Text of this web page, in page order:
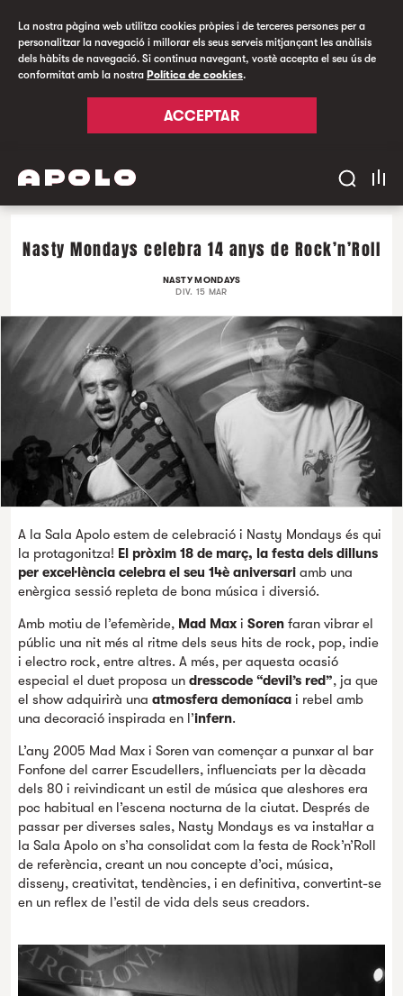
La nostra pàgina web utilitza cookies pròpies i de terceres persones per a
personalitzar la navegació i millorar els seus serveis mitjançant les anàlisis
dels hàbits de navegació. Si continua navegant, vostè accepta el seu ús de
conformitat amb la nostra Política de cookies.
ACCEPTAR
Nasty Mondays celebra 14 anys de Rock’n’Roll
NASTY MONDAYS
DIV. 15 MAR
A la Sala Apolo estem de celebració i Nasty Mondays és qui
la protagonitza! El pròxim 18 de març, la festa dels dilluns
per excel·lència celebra el seu 14è aniversari amb una
enèrgica sessió repleta de bona música i diversió.
Amb motiu de l’efemèride, Mad Max i Soren faran vibrar el
públic una nit més al ritme dels seus hits de rock, pop, indie
i electro rock, entre altres. A més, per aquesta ocasió
especial el duet proposa un dresscode “devil’s red”, ja que
el show adquirirà una atmosfera demoníaca i rebel amb
una decoració inspirada en l’infern.
L’any 2005 Mad Max i Soren van començar a punxar al bar
Fonfone del carrer Escudellers, influenciats per la dècada
dels 80 i reivindicant un estil de música que aleshores era
poc habitual en l’escena nocturna de la ciutat. Després de
passar per diverses sales, Nasty Mondays es va instal·lar a
la Sala Apolo on s’ha consolidat com la festa de Rock’n’Roll
de referència, creant un nou concepte d’oci, música,
disseny, creativitat, tendències, i en definitiva, convertint-se
en un reflex de l’estil de vida dels seus creadors.